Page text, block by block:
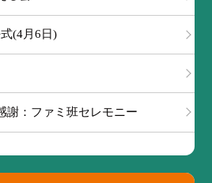
(4月6日)
謝：ファミ班セレモニー